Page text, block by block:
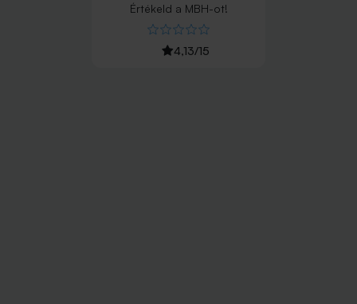
Értékeld a MBH-ot!
4,13/15